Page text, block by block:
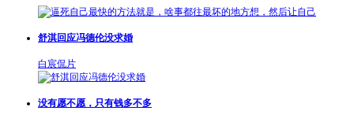
舒淇回应冯德伦没求婚
白宸侃片
没有愿不愿，只有钱多不多